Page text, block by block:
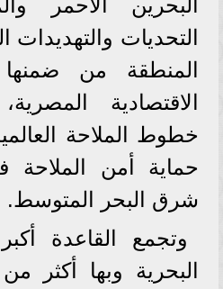
التحديات والتهديدات
المنطقة من ضمنها
الاقتصادية
خطوط الملاحة
حماية أمن
شرق البحر المتوسط.
وتجمع القاعدة